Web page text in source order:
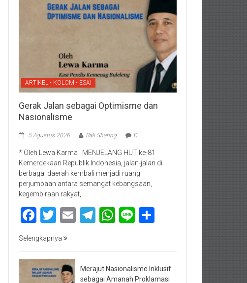
ARTIKEL • KOLOM • ESAI
Gerak Jalan sebagai Optimisme dan
Nasionalisme
5 Agustus 2026 Bali Sharing 0
* Oleh Lewa Karma MENJELANG HUT ke-81
Kemerdekaan Republik Indonesia, jalan-jalan di
berbagai daerah kembali menjadi ruang
perjumpaan antara semangat kebangsaan,
kegembiraan rakyat,
Facebook
Twitter
EmailTelegram
WhatsApp
Line
Selengkapnya
Merajut Nasionalisme Inklusif
sebagai Amanah Proklamasi